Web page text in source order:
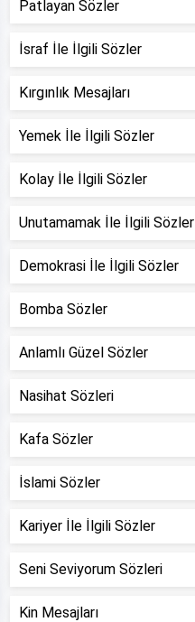
Patlayan Sözler
İsraf İle İlgili Sözler
Kırgınlık Mesajları
Yemek İle İlgili Sözler
Kolay İle İlgili Sözler
Unutamamak İle İlgili Sözler
Demokrasi İle İlgili Sözler
Bomba Sözler
Anlamlı Güzel Sözler
Nasihat Sözleri
Kafa Sözler
İslami Sözler
Kariyer İle İlgili Sözler
Seni Seviyorum Sözleri
Kin Mesajları